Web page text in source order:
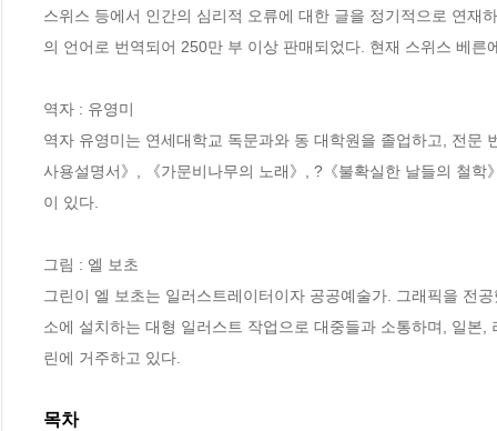
스위스 등에서 인간의 심리적 오류에 대한 글을 정기적으로 연
의 언어로 번역되어 250만 부 이상 판매되었다. 현재 스위스 베
역자 : 유영미
역자 유영미는 연세대학교 독문과와 동 대학원을 졸업하고, 전문
사용설명서》, 《가문비나무의 노래》, ?《불확실한 날들의 철
이 있다.
그림 : 엘 보초
그린이 엘 보초는 일러스트레이터이자 공공예술가. 그래픽을 전
소에 설치하는 대형 일러스트 작업으로 대중들과 소통하며, 일본
린에 거주하고 있다.
목차